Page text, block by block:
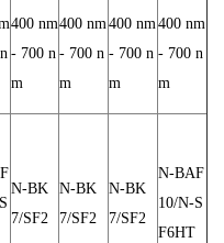
400 nm
- 700 n
m
400 nm
- 700 n
m
400 nm
- 700 n
m
400 nm
- 700 n
m
N-BK
7/SF2
N-BK
7/SF2
N-BK
7/SF2
N-BAF
10/N-S
F6HT